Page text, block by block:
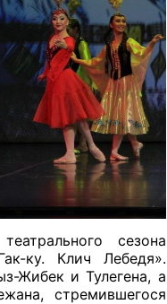
сезона
ку. Клич Лебедя».
Жибек и Тулегена, а
стремившегося